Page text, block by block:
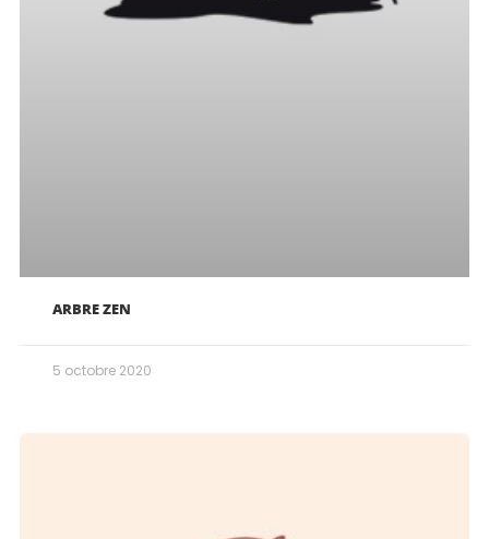
ARBRE ZEN
5 octobre 2020